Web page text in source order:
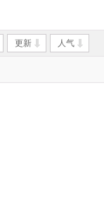
更新 人气